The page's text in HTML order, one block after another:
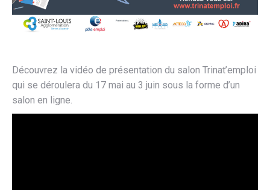
Découvrez la vidéo de présentation du salon Trinat’emploi
qui se déroulera du 17 mai au 3 juin sous la forme d’un
salon en ligne.